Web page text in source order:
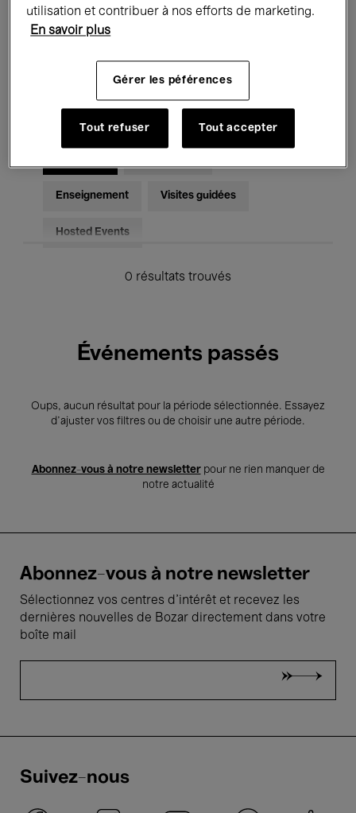
Rencontres & Débats
Musique classique Global Music
Enseignement Visites guidées
Hosted Events
0 résultats trouvés
Événements passés
Oups, aucun résultat pour la période sélectionnée. Essayez
d’ajuster vos filtres ou de choisir une autre période.
Abonnez-vous à notre newsletterpour ne rien manquer de
notre actualité
Abonnez-vous à notre newsletter
Sélectionnez vos centres d'intérêt et recevez les
dernières nouvelles de Bozar directement dans votre
boîte mail
Suivez-nous
utilisation et contribuer à nos efforts de marketing.
En savoir plus
Gérer les péférences
Tout refuser Tout accepter